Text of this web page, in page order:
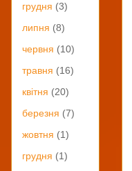
грудня (3)
липня (8)
червня (10)
травня (16)
квітня (20)
березня (7)
жовтня (1)
грудня (1)